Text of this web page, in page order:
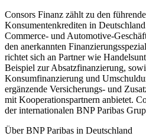
Consors Finanz zählt zu den
Konsumentenkrediten in
Commerce- und Automotive-
den anerkannten
richtet sich an Partner wie
Beispiel zur Absatzfinanzierung,
Konsumfinanzierung und
ergänzende Versicherungs- und
mit Kooperationspartnern anbietet.
der internationalen BNP Paribas
Über BNP Paribas in Deutschland